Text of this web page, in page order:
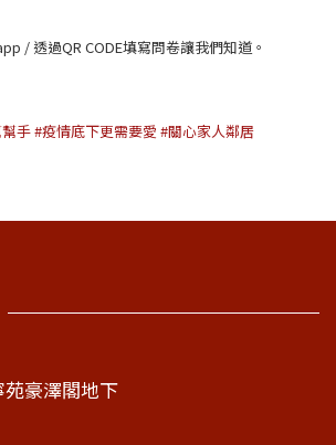
/ 透過QR CODE填寫問卷讓我們知道。
手#疫情底下更需要愛 #關心家人鄰居
豪澤閣地下